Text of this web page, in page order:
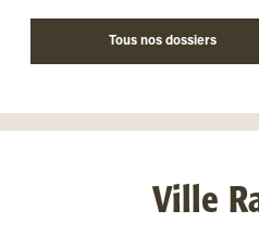
Tous nos dossiers
Ville